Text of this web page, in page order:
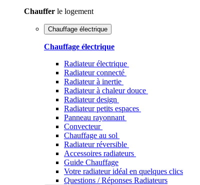
Chauffer le logement
Chauffage électrique
Chauffage électrique
Radiateur électrique
Radiateur connecté
Radiateur à inertie
Radiateur à chaleur douce
Radiateur design
Radiateur petits espaces
Panneau rayonnant
Convecteur
Chauffage au sol
Radiateur réversible
Accessoires radiateurs
Guide Chauffage
Votre radiateur idéal en quelques clics
Questions / Réponses Radiateurs